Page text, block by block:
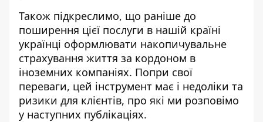
Також підкреслимо, що раніше до
поширення цієї послуги в нашій країні
українці оформлювати накопичувальне
страхування життя за кордоном в
іноземних компаніях. Попри свої
переваги, цей інструмент має і недоліки та
ризики для клієнтів, про які ми розповімо
у наступних публікаціях.